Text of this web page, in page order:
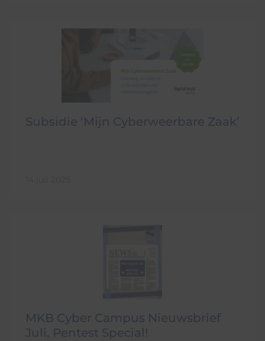
Subsidie ‘Mijn Cyberweerbare Zaak’
MKB Cyber Campus Nieuwsbrief
Juli, Pentest Special!